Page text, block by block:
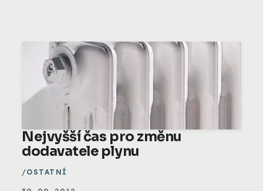
Nejvyšší čas pro změnu
dodavatele plynu
OSTATNÍ